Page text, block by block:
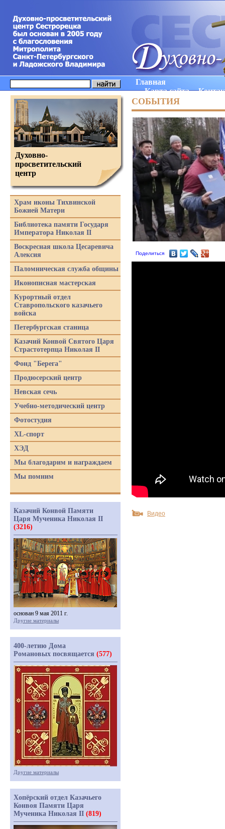
Главная
Карта сайта
СОБЫТИЯ
Поделиться
Видео
Духовно-
просветительский
центр
Храм иконы Тихвинской
Божией Матери
Библиотека памяти Государя
Императора Николая II
Воскресная школа Цесаревича
Алексия
Паломническая служба общины
Иконописная мастерская
Курортный отдел
Ставропольского казачьего
войска
Петербургская станица
Казачий Конвой Святого Царя
Страстотерпца Николая II
Фонд "Берега"
Продюсерский центр
Невская сечь
Учебно-методический центр
Фотостудия
XL-спорт
ХЭД
Мы благодарим и награждаем
Мы помним
Казачий Конвой Памяти
Царя Мученика Николая II
(3216)
основан 9 мая 2011 г.
Другие материалы
400-летию Дома
Романовых посвящается (577)
Другие материалы
Хопёрский отдел Казачьего
Конвоя Памяти Царя
Мученика Николая II (819)